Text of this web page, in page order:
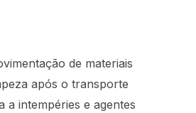
de materiais
após o transporte